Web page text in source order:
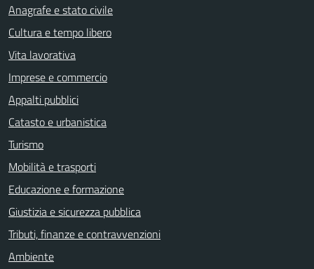
Anagrafe e stato civile
Cultura e tempo libero
Vita lavorativa
Imprese e commercio
Appalti pubblici
Catasto e urbanistica
Turismo
Mobilità e trasporti
Educazione e formazione
Giustizia e sicurezza pubblica
Tributi, finanze e contravvenzioni
Ambiente